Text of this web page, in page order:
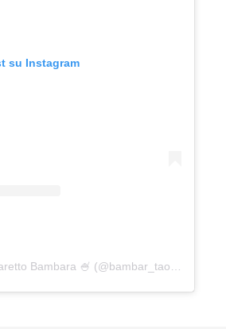
su Instagram